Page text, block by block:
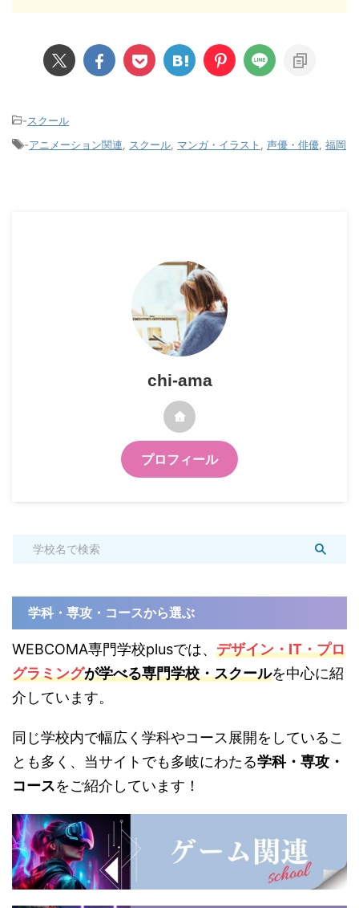
-スクール
-アニメーション関連 スクール マンガ・イラスト 声優・俳優 福岡
chi-ama
プロフィール
学科・専攻・コースから選ぶ
WEBCOMA専門学校plusでは、 デザイン・IT・プロ
グラミングが学べる専門学校・スクールを中心に紹
介しています。
同じ学校内で幅広く学科やコース展開をしているこ
とも多く、当サイトでも多岐にわたる学科・専攻・
コースをご紹介しています！